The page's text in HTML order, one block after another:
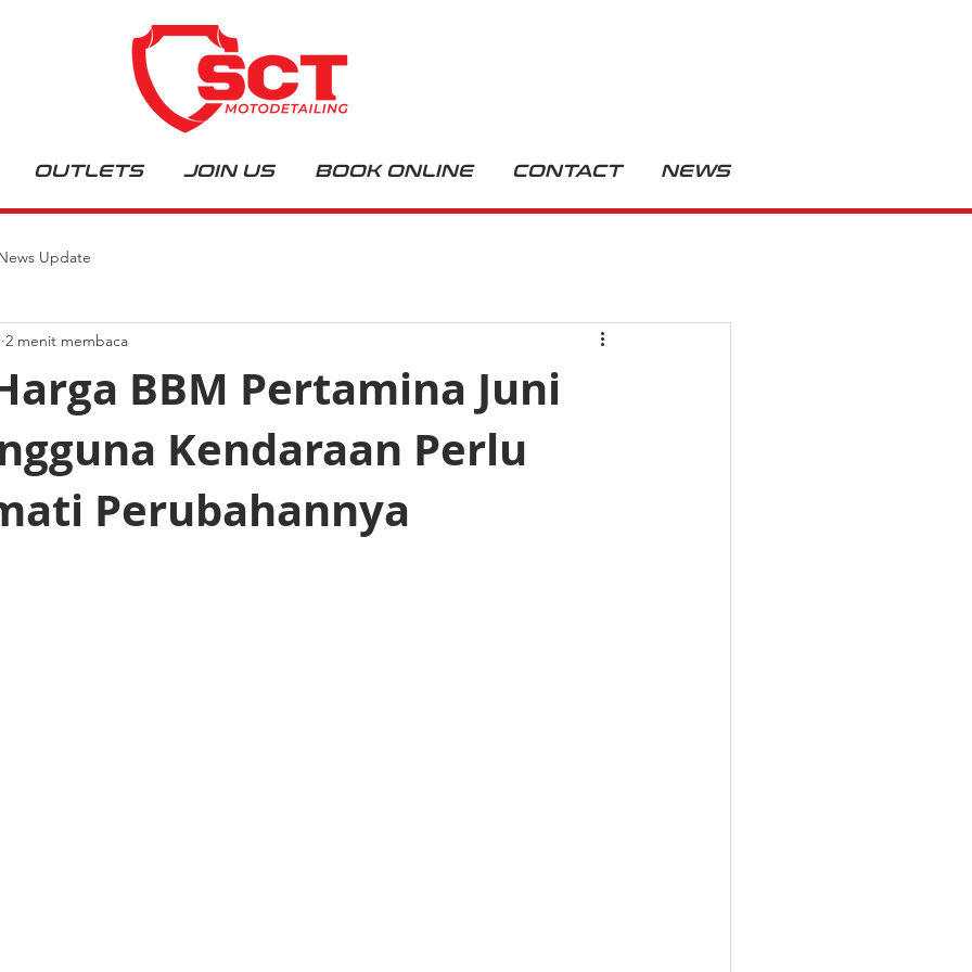
OUTLETS JOIN US BOOK ONLINE CONTACT NEWS
Update
BBM Pertamina Juni
Kendaraan Perlu
Perubahannya
2 menit membaca